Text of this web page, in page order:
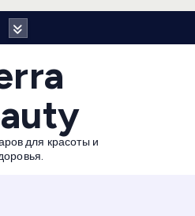
для красоты и